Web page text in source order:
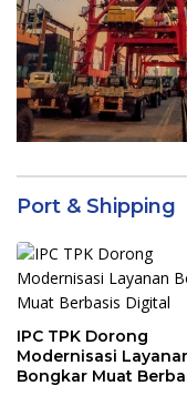
Port & Shipping
IPC TPK Dorong
Modernisasi
Bongkar Muat